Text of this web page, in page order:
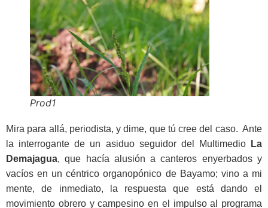
Prod1
Mira para allá, periodista, y dime, que tú cree del caso. Ante
la interrogante de un asiduo seguidor del Multimedio
La
Demajagua, que hacía alusión a canteros enyerbados y
vacíos en un céntrico organopónico de Bayamo; vino a mi
mente, de inmediato, la respuesta que está dando el
movimiento obrero y campesino en el impulso al programa